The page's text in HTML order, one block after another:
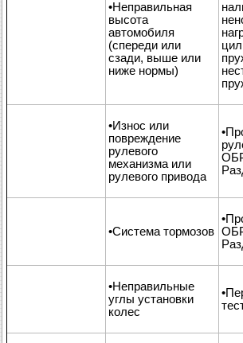
•Неправильная
высота
автомобиля
(спереди или
сзади, выше или
ниже нормы)
•Износ или
повреждение
рулевого
механизма или
рулевого привода
•Система тормозов
•Неправильные
углы установки
колес